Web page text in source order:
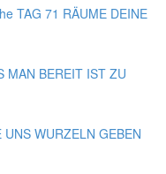
TAG 71 RÄUME DEINE
MAN BEREIT IST ZU
WURZELN GEBEN